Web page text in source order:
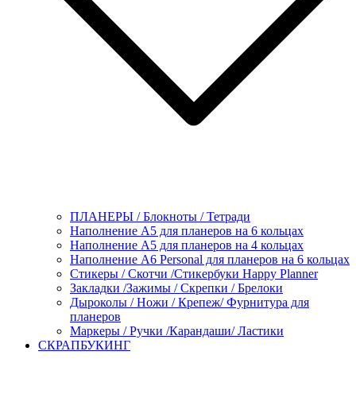
ПЛАНЕРЫ / Блокноты / Тетради
Наполнение А5 для планеров на 6 кольцах
Наполнение А5 для планеров на 4 кольцах
Наполнение А6 Personal для планеров на 6 кольцах
Стикеры / Скотчи /Стикербуки Happy Planner
Закладки /Зажимы / Скрепки / Брелоки
Дыроколы / Ножи / Крепеж/ Фурнитура для
планеров
Маркеры / Ручки /Карандаши/ Ластики
СКРАПБУКИНГ